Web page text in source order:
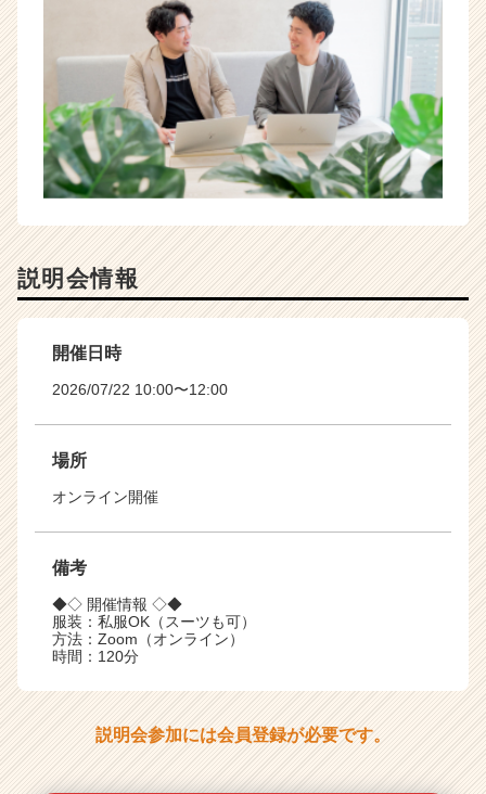
C
a
r
e
e
r）
説明会情報
開催日時
2026/07/22 10:00〜12:00
場所
オンライン開催
備考
◆◇ 開催情報 ◇◆
服装：私服OK（スーツも可）
方法：Zoom（オンライン）
時間：120分
説明会参加には会員登録が必要です。